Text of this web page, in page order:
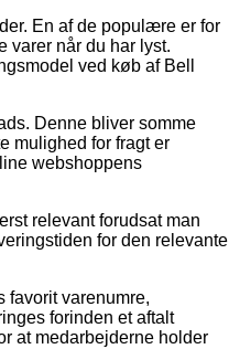
En af de populære er for
varer når du har lyst.
ved køb af Bell
Denne bliver somme
mulighed for fragt er
webshoppens
relevant forudsat man
for den relevante
favorit varenumre,
forinden et aftalt
at medarbejderne holder